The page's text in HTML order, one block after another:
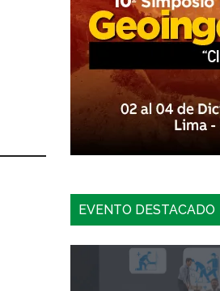
EVENTO DESTACADO